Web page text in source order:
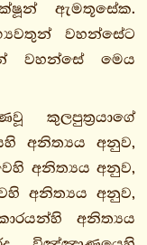
ඇමතූසේක.
වහන්සේට
වහන්සේ මෙය
කුලපුත්‍රයාගේ
අනිත්‍යය අනුව,
අනිත්‍යය අනුව,
අනිත්‍යය අනුව,
අනිත්‍යය